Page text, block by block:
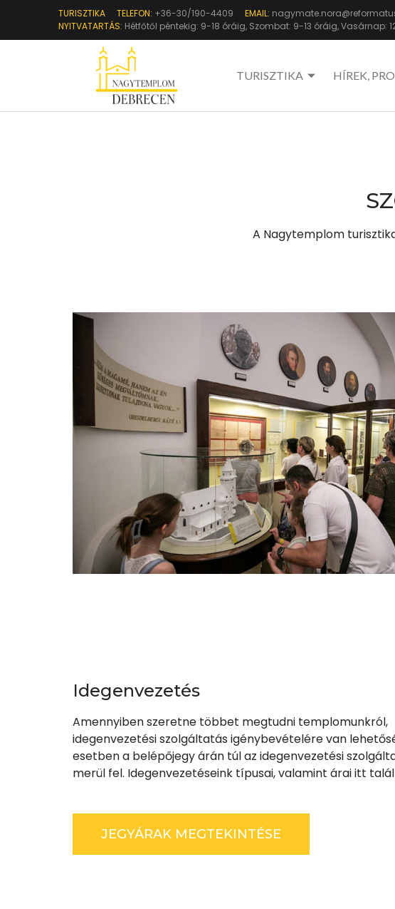
TURISZTIKA TELEFON: +36-30/190-4409 EMAIL:
NYITVATARTÁS: Hétfőtől péntekig: 9-18 óráig, Szombat: 9-13 óráig, Vasárnap:
TURISZTIKA HÍREK,
A Nagytemplom
Idegenvezetés
Amennyiben szeretne többet megtudni templomunkról,
idegenvezetési szolgáltatás igénybevételére van
esetben a belépőjegy árán túl az idegenvezetési
merül fel. Idegenvezetéseink típusai, valamint árai itt
JEGYÁRAK MEGTEKINTÉSE